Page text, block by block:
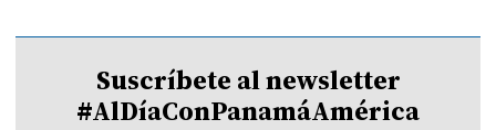
Suscríbete al newsletter
#AlDíaConPanamáAmérica